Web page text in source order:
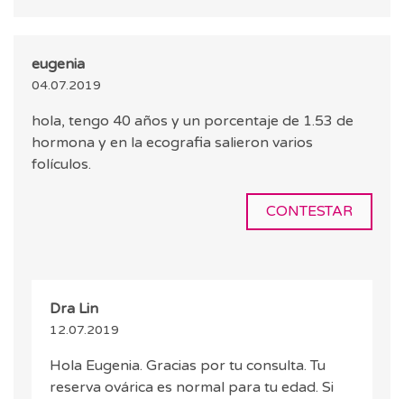
eugenia
04.07.2019
hola, tengo 40 años y un porcentaje de 1.53 de
hormona y en la ecografia salieron varios
folículos.
CONTESTAR
Dra Lin
12.07.2019
Hola Eugenia. Gracias por tu consulta. Tu
reserva ovárica es normal para tu edad. Si